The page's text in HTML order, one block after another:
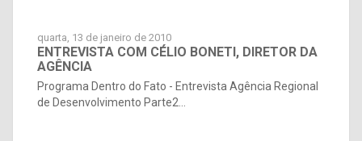
quarta, 13 de janeiro de 2010
ENTREVISTA COM CÉLIO BONETI, DIRETOR DA
AGÊNCIA
Programa Dentro do Fato - Entrevista Agência Regional
de Desenvolvimento Parte2...